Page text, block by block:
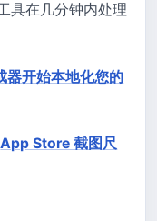
具在几分钟内处理
器开始本地化您的
App Store 截图尺